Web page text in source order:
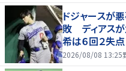
ドジャースが
敗 ディアス
希は６回２失
2026/08/08 13:25